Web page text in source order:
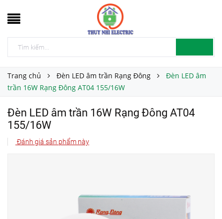
Trang chủ Đèn LED âm trần Rạng Đông
Đèn LED âm
trần 16W Rạng Đông AT04 155/16W
Đèn LED âm trần 16W Rạng Đông AT04
155/16W
Đánh giá sản phẩm này